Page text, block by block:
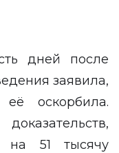
дней после
заявила,
оскорбила.
на 51 тысячу